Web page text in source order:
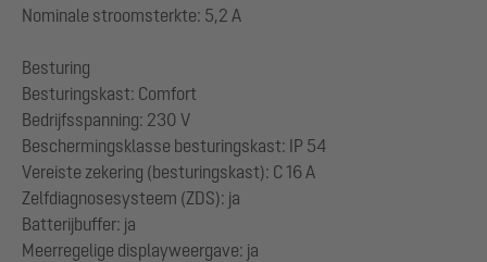
Nominale stroomsterkte: 5,2 A
Besturing
Besturingskast: Comfort
Bedrijfsspanning: 230 V
Beschermingsklasse besturingskast: IP 54
Vereiste zekering (besturingskast): C 16 A
Zelfdiagnosesysteem (ZDS): ja
Batterijbuffer: ja
Meerregelige displayweergave: ja